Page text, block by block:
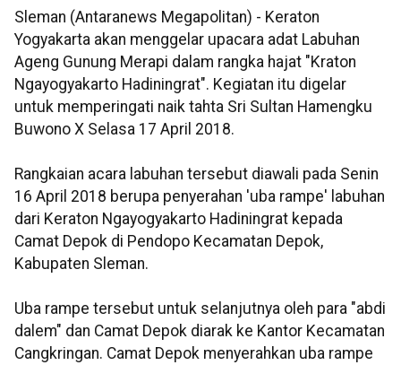
Sleman (Antaranews Megapolitan) - Keraton
Yogyakarta akan menggelar upacara adat Labuhan
Ageng Gunung Merapi dalam rangka hajat "Kraton
Ngayogyakarto Hadiningrat". Kegiatan itu digelar
untuk memperingati naik tahta Sri Sultan Hamengku
Buwono X Selasa 17 April 2018.
Rangkaian acara labuhan tersebut diawali pada Senin
16 April 2018 berupa penyerahan 'uba rampe' labuhan
dari Keraton Ngayogyakarto Hadiningrat kepada
Camat Depok di Pendopo Kecamatan Depok,
Kabupaten Sleman.
Uba rampe tersebut untuk selanjutnya oleh para "abdi
dalem" dan Camat Depok diarak ke Kantor Kecamatan
Cangkringan. Camat Depok menyerahkan uba rampe